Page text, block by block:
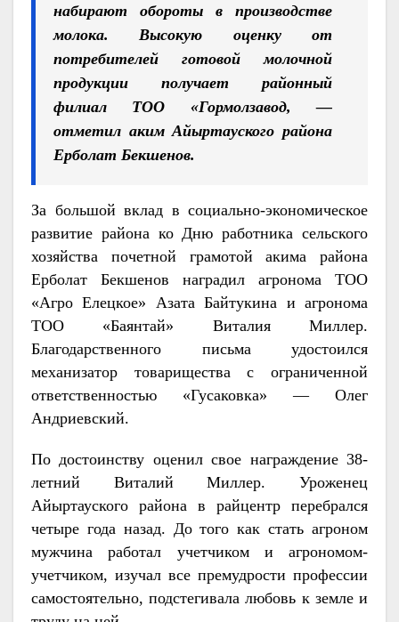
набирают обороты в производстве
молока. Высокую оценку от
потребителей готовой молочной
продукции получает районный
филиал ТОО «Гормолзавод, —
отметил аким Айыртауского района
Ерболат Бекшенов.
За большой вклад в социально-экономическое
развитие района ко Дню работника сельского
хозяйства почетной грамотой акима района
Ерболат Бекшенов наградил агронома ТОО
«Агро Елецкое» Азата Байтукина и агронома
ТОО «Баянтай» Виталия Миллер.
Благодарственного письма удостоился
механизатор товарищества с ограниченной
ответственностью «Гусаковка» — Олег
Андриевский.
По достоинству оценил свое награждение 38-
летний Виталий Миллер. Уроженец
Айыртауского района в райцентр перебрался
четыре года назад. До того как стать агроном
мужчина работал учетчиком и агрономом-
учетчиком, изучал все премудрости профессии
самостоятельно, подстегивала любовь к земле и